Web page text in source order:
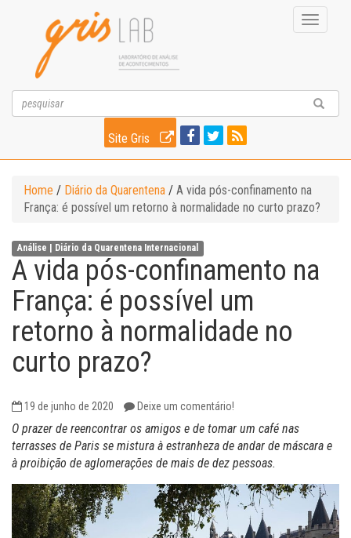
Toggle
Site Gris
Home / Diário da Quarentena / A vida pós-confinamento na
França: é possível um retorno à normalidade no curto prazo?
Análise | Diário da Quarentena Internacional
A vida pós-confinamento na
França: é possível um
retorno à normalidade no
curto prazo?
19 de junho de 2020 Deixe um comentário!
O prazer de reencontrar os amigos e de tomar um café nas
terrasses de Paris se mistura à estranheza de andar de máscara e
à proibição de aglomerações de mais de dez pessoas.